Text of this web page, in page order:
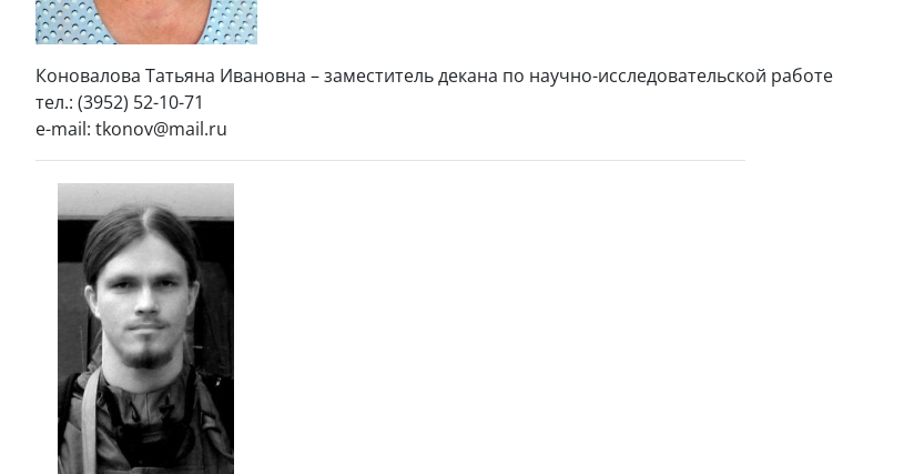
Коновалова Татьяна Ивановна – заместитель декана по научно-исследовательской работе
тел.: (3952) 52-10-71
e-mail: tkonov@mail.ru